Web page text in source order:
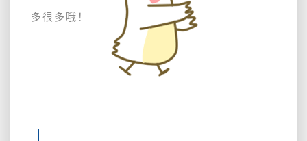
关
于
签
多很多哦！